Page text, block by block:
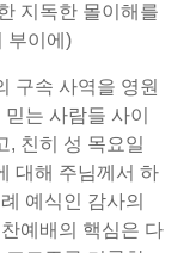
지독한 몰이해를
부이에)
구속 사역을 영원
는 사람들 사이
, 친히 성 목요일
대해 주님께서 하
예식인 감사의
예배의 핵심은 다